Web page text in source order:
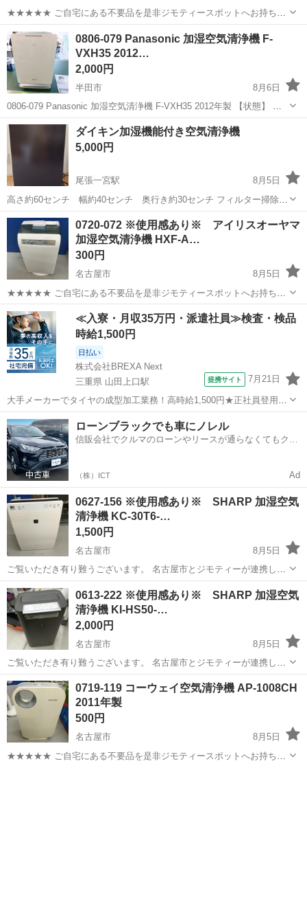
★★★★★ ご自宅にある不要品を是非ジモティースポットへお持ち込
みしませんか？ 家電、趣味・スポーツ・レジャー用品、こども用品、
衣料服飾品、生活雑貨、家具、本、CD・DVDなどが無料でまとめて持
ち込めます！ ※詳細はこ...
愛知 名古屋市 VXH
0806-079 Panasonic 加湿空気清浄機 F-
VXH35 2012…
2,000円
半田市
8月6日
0806-079 Panasonic 加湿空気清浄機 F-VXH35 2012年製 【状態】 ・
使用に伴う多少のスレ、キズ、落としきれない汚れなどございます ・
詳細は現地でご確認ください ・お値引きは出来かね...
愛知 半田市 季節、空調家電 VXH
ダイキン加湿機能付き空気清浄機
5,000円
尾張一宮駅
8月5日
高さ約60センチ 幅約40センチ 奥行き約30センチ フィルター掃除が
こまめにできる方がいいかと思います。 中古のため、小傷等あり 問題
なく使えます。 ノークレームノーリターンでお願いいたします。
愛知 一宮市 季節、空調家電
0720-072 ※使用感あり※ アイリスオーヤマ
加湿空気清浄機 HXF-A…
300円
名古屋市
8月5日
★★★★★ ご自宅にある不要品を是非ジモティースポットへお持ち込
みしませんか？ 家電、趣味・スポーツ・レジャー用品、こども用品、
衣料服飾品、生活雑貨、家具、本、CD・DVDなどが無料でまとめて持
ち込めます！ ※詳細はこ...
愛知 名古屋市 季節、空調家電 アイリスオーヤマ
≪入寮・月収35万円・派遣社員≫検査・検品
時給1,500円
日払い
株式会社BREXA Next
三重県 山田上口駅
提携サイト 7月21日
大手メーカーでタイヤの成型加工業務！高時給1,500円★正社員登用制
度あり！ワンルーム寮完備！マイカー通勤OK！無料駐車場あり！《三
重県伊勢市》 人気の工場のお仕事 ◇タイヤの製造◇ トラック・バ
ス・RV車用を中心とした...
三重 伊勢市 山田上口駅 その他
ローンブラックでも車にノレル
信販会社でクルマのローンやリースが通らなくてもクル
（株）ICT Ad
0627-156 ※使用感あり※ SHARP 加湿空気
清浄機 KC-30T6-…
1,500円
名古屋市
8月5日
ご覧いただき有り難うございます。 名古屋市とジモティーが連携して
運営しています。 粗⼤ごみ等の減量を⽬的にまだ使えるものをリユー
スしています。 ★★★★★ ご自宅にある不要品を是非ジモティースポ
ットへお持ち込...
愛知 名古屋市 季節、空調家電 リユース
0613-222 ※使用感あり※ SHARP 加湿空気
清浄機 KI-HS50-…
2,000円
名古屋市
8月5日
ご覧いただき有り難うございます。 名古屋市とジモティーが連携して
運営しています。 粗⼤ごみ等の減量を⽬的にまだ使えるものをリユー
スしています。 ★★★★★ ご自宅にある不要品を是非ジモティースポ
ットへお持ち込...
愛知 名古屋市 季節、空調家電 リユース
0719-119 コーウェイ空気清浄機 AP-1008CH
2011年製
500円
名古屋市
8月5日
★★★★★ ご自宅にある不要品を是非ジモティースポットへお持ち込